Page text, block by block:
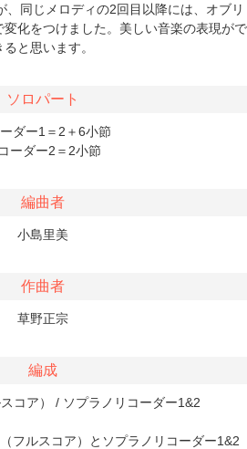
同じメロディの2回目以降には、オブリ
化をつけました。美しい音楽の表現がで
ると思います。
ソロパート
ダー1＝2＋6小節
ーダー2＝2小節
編曲者
小島里美
作曲者
草野正宗
編成
コア） / ソプラノリコーダー1&2
フルスコア）とソプラノリコーダー1&2